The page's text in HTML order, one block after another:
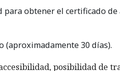
obtener el certificado
(aproximadamente 30 días).
posibilidad de